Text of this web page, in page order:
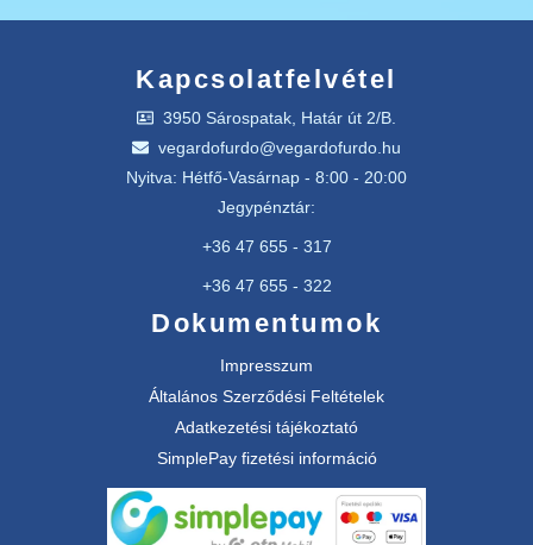
Dokumentumok
Impresszum
Általános Szerződési Feltételek
Adatkezetési tájékoztató
SimplePay fizetési információ
Kapcsolatfelvétel
3950 Sárospatak, Határ út 2/B.
vegardofurdo@vegardofurdo.hu
Nyitva: Hétfő-Vasárnap - 8:00 - 20:00
Jegypénztár:
+36 47 655 - 317
+36 47 655 - 322